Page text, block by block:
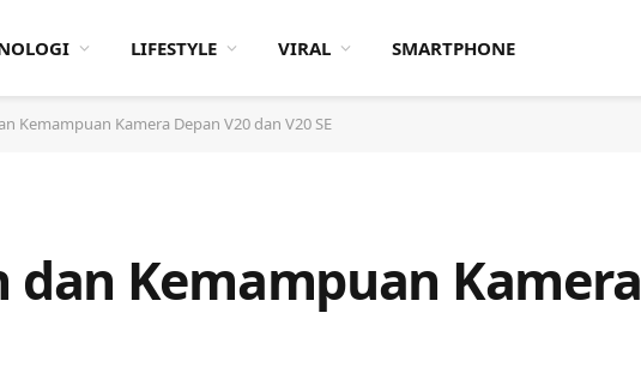
LIFESTYLE VIRAL SMARTPHONE
Kemampuan Kamera Depan V20 dan V20 SE
dan Kemampuan Kamera